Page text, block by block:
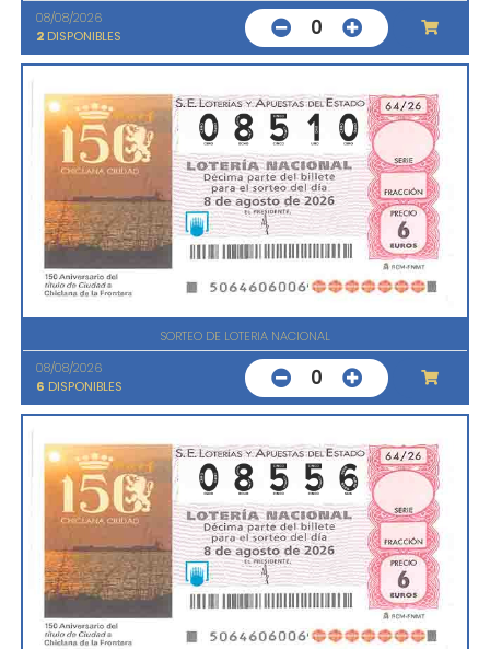
08/08/2026
2 DISPONIBLES 0
SORTEO DE LOTERIA NACIONAL
08/08/2026
6 DISPONIBLES 0